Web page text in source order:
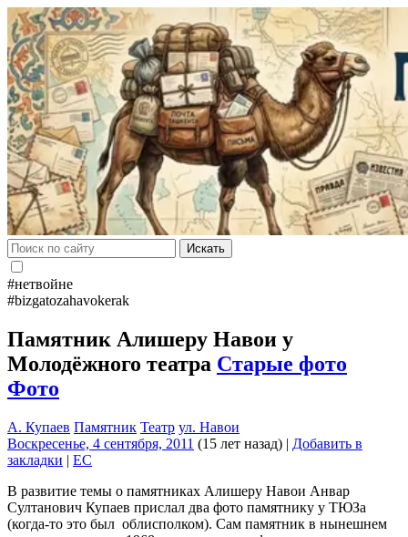
Искать
#нетвойне
#bizgatozahavokerak
Памятник Алишеру Навои у
Молодёжного театра Старые фото
Фото
А. Купаев Памятник Театр ул. Навои
Воскресенье, 4 сентября, 2011 (15 лет назад) | Добавить в
закладки | EC
В развитие темы о памятниках Алишеру Навои Анвар
Султанович Купаев прислал два фото памятнику у ТЮЗа
(когда-то это был облисполком). Сам памятник в нынешнем